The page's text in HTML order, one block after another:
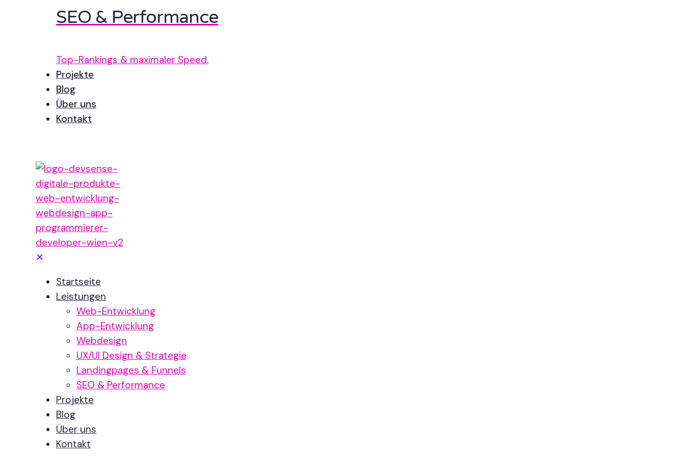
SEO & Performance
Top-Rankings & maximaler Speed.
Projekte
Blog
Über uns
Kontakt
✕
Startseite
Leistungen
Web-Entwicklung
App-Entwicklung
Webdesign
UX/UI Design & Strategie
Landingpages & Funnels
SEO & Performance
Projekte
Blog
Über uns
Kontakt